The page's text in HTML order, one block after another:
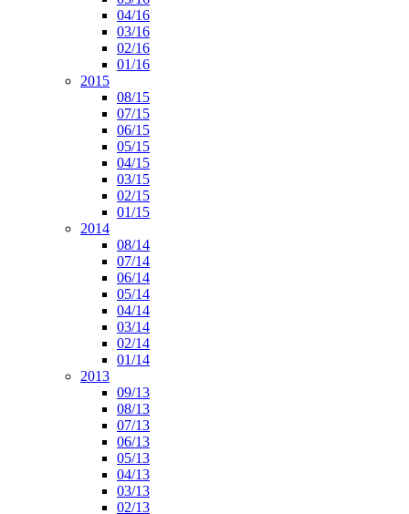
04/16
03/16
02/16
01/16
2015
08/15
07/15
06/15
05/15
04/15
03/15
02/15
01/15
2014
08/14
07/14
06/14
05/14
04/14
03/14
02/14
01/14
2013
09/13
08/13
07/13
06/13
05/13
04/13
03/13
02/13